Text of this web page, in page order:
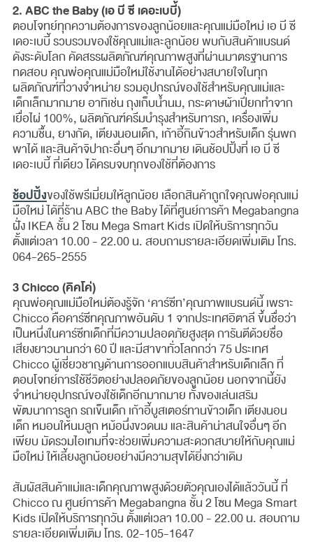
2. ABC the Baby (เอ บี ซี เดอะเบบี้)
ตอบโจทย์ทุกความต้องการของลูกน้อยและคุณแม่มือใหม่ เอ บี ซี
เดอะเบบี้ รวบรวมของใช้คุณแม่และลูกน้อย พบกับสินค้าแบรนด์
ดังระดับโลก คัดสรรผลิตภัณฑ์คุณภาพสูงที่ผ่านมาตรฐานการ
ทดสอบ คุณพ่อคุณแม่มือใหม่ใช้งานได้อย่างสบายใจในทุก
ผลิตภัณฑ์ที่วางจำหน่าย รวมอุปกรณ์ของใช้สำหรับคุณแม่และ
เด็กเล็กมากมาย อาทิเช่น ถุงเก็บน้ำนม, กระดาษผ้าเปียกทำจาก
เยื่อไผ่ 100%, ผลิตภัณฑ์ครีมบำรุงสำหรับทารก, เครื่องเพิ่ม
ความชื้น, ยางกัด, เตียงนอนเด็ก, เก้าอี้กินข้าวสำหรับเด็ก รุ่นพก
พาได้ และสินค้าจิปาถะอื่นๆ อีกมากมาย เดินช้อปปิ้งที่ เอ บี ซี
เดอะเบบี้ ที่เดียว ได้ครบจบทุกของใช้ที่ต้องการ
ช้อปปิ้งของใช้พรีเมี่ยมให้ลูกน้อย เลือกสินค้าถูกใจคุณพ่อคุณแม่
มือใหม่ ได้ที่ร้าน ABC the Baby ได้ที่ศูนย์การค้า Megabangna
ฝั่ง IKEA ชั้น 2 โซน Mega Smart Kids เปิดให้บริการทุกวัน
ตั้งแต่เวลา 10.00 - 22.00 น. สอบถามรายละเอียดเพิ่มเติม โทร.
064-265-2555
3 Chicco (คิคโค่)
คุณพ่อคุณแม่มือใหม่ต้องรู้จัก ‘คาร์ซีท’คุณภาพแบรนด์นี้ เพราะ
Chicco คือคาร์ซีทคุณภาพอันดับ 1 จากประเทศอิตาลี ขึ้นชื่อว่า
เป็นหนึ่งในคาร์ซีทเด็กที่มีความปลอดภัยสูงสุด การันตีด้วยชื่อ
เสียงยาวนานกว่า 60 ปี และมีสาขาทั่วโลกกว่า 75 ประเทศ
Chicco ผู้เชี่ยวชาญด้านการออกแบบสินค้าสำหรับเด็กเล็ก ที่
ตอบโจทย์การใช้ชีวิตอย่างปลอดภัยของลูกน้อย นอกจากนี้ยัง
จำหน่ายอุปกรณ์ของใช้เด็กอีกมากมาย ทั้งของเล่นเสริม
พัฒนาการลูก รถเข็นเด็ก เก้าอี้บูสเตอร์ทานข้าวเด็ก เตียงนอน
เด็ก หมอนให้นมลูก หม้อนึ่งขวดนม และสินค้าน่าสนใจอื่นๆ อีก
เพียบ มัดรวมไอเทมที่จะช่วยเพิ่มความสะดวกสบายให้กับคุณแม่
มือใหม่ ให้เลี้ยงลูกน้อยอย่างมีความสุขได้ยิ่งกว่าเดิม
สัมผัสสินค้าแม่และเด็กคุณภาพสูงด้วยตัวคุณเองได้แล้ววันนี้ ที่
Chicco ณ ศูนย์การค้า Megabangna ชั้น 2 โซน Mega Smart
Kids เปิดให้บริการทุกวัน ตั้งแต่เวลา 10.00 - 22.00 น. สอบถาม
รายละเอียดเพิ่มเติม โทร. 02-105-1647